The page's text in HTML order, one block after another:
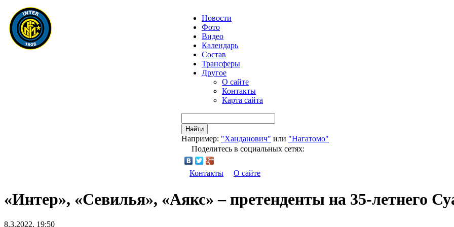
Новости
Фото
Видео
Календарь
Состав
Трансферы
Другое
О сайте
Контакты
Карта сайта
Найти
Например: "Ханданович" или "Нагатомо"
Поделитесь в социальных сетях:
Контакты О сайте
«Интер», «Севилья», «Аякс» – претенденты на 35-летнего
8.3.2022, 19:50